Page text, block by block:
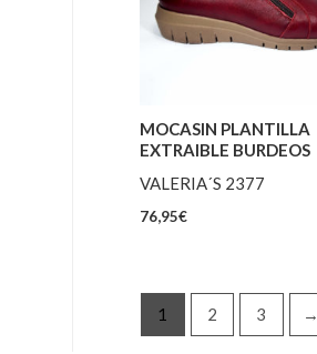
MOCASIN PLANTILLA
EXTRAIBLE BURDEOS
VALERIA´S 2377
76,95€
1 2 3 →